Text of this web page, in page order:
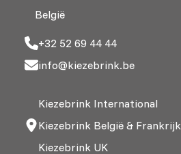
België
+32 52 69 44 44
info@kiezebrink.be
Kiezebrink International
Kiezebrink België & Frankrijk
Kiezebrink UK